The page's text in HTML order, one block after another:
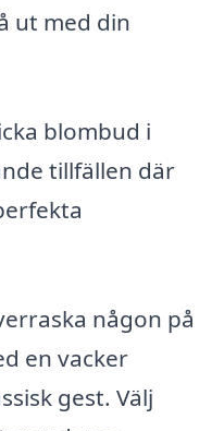
ut med din
blombud i
tillfällen där
någon på
en vacker
gest. Välj